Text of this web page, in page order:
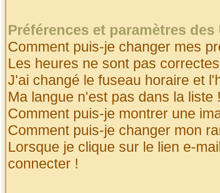
Préférences et paramètres
Comment puis-je changer mes
Les heures ne sont pas
J'ai changé le fuseau horaire et
Ma langue n'est pas dans la liste
Comment puis-je montrer une
Comment puis-je changer mon
Lorsque je clique sur le lien e-
connecter !